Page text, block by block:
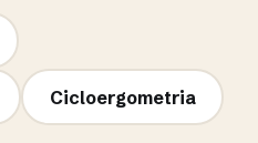
Cicloergometria